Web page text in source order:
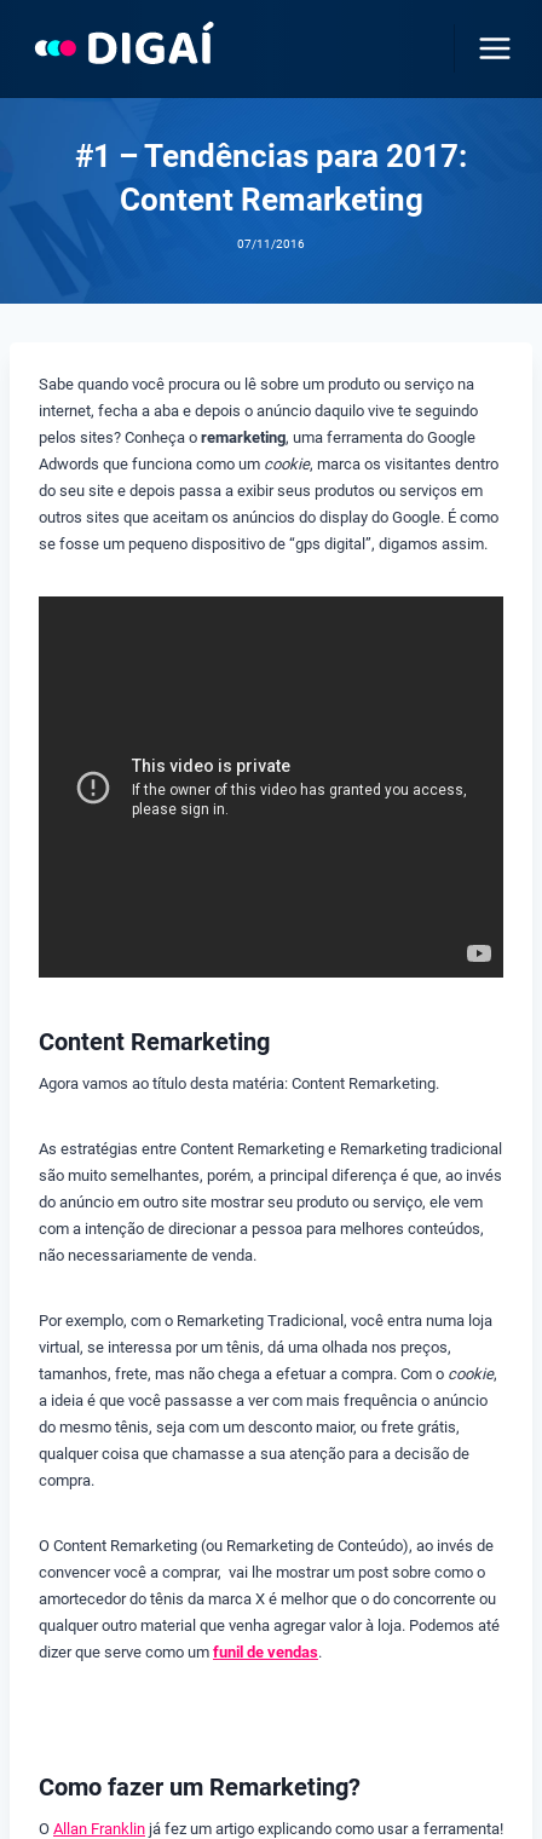
#1 – Tendências para 2017:
Content Remarketing
07/11/2016
Sabe quando você procura ou lê sobre um produto ou serviço na
internet, fecha a aba e depois o anúncio daquilo vive te seguindo
pelos sites? Conheça o remarketing, uma ferramenta do Google
Adwords que funciona como um cookie, marca os visitantes dentro
do seu site e depois passa a exibir seus produtos ou serviços em
outros sites que aceitam os anúncios do display do Google. É como
se fosse um pequeno dispositivo de “gps digital”, digamos assim.
Content Remarketing
Agora vamos ao título desta matéria: Content Remarketing.
As estratégias entre Content Remarketing e Remarketing tradicional
são muito semelhantes, porém, a principal diferença é que, ao invés
do anúncio em outro site mostrar seu produto ou serviço, ele vem
com a intenção de direcionar a pessoa para melhores conteúdos,
não necessariamente de venda.
Por exemplo, com o Remarketing Tradicional, você entra numa loja
virtual, se interessa por um tênis, dá uma olhada nos preços,
tamanhos, frete, mas não chega a efetuar a compra. Com o cookie,
a ideia é que você passasse a ver com mais frequência o anúncio
do mesmo tênis, seja com um desconto maior, ou frete grátis,
qualquer coisa que chamasse a sua atenção para a decisão de
compra.
O Content Remarketing (ou Remarketing de Conteúdo), ao invés de
convencer você a comprar, vai lhe mostrar um post sobre como o
amortecedor do tênis da marca X é melhor que o do concorrente ou
qualquer outro material que venha agregar valor à loja. Podemos até
dizer que serve como um funil de vendas.
Como fazer um Remarketing?
O Allan Franklin já fez um artigo explicando como usar a ferramenta!